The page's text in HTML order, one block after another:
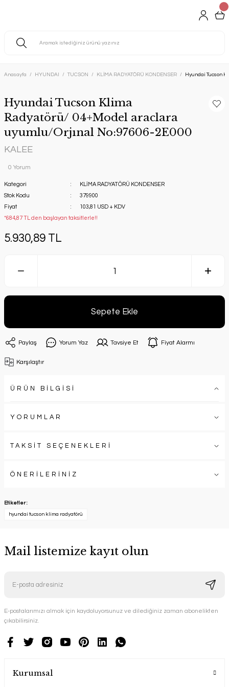
Anasayfa HYUNDAI TUCSON KLİMA RADYATÖRÜ KONDENSER Hyundai Tucson
Hyundai Tucson Klima
Radyatörü/ 04+Model araclara
uyumlu/Orjınal No:97606-2E000
KALEE
0 Yorum
Kategori
KLİMA RADYATÖRÜ KONDENSER
Stok Kodu
379900
Fiyat
103,81 USD + KDV
*684,87 TL den başlayan taksitlerle!!
5.930,89 TL
Sepete Ekle
Paylaş Yorum Yaz Tavsiye Et Fiyat Alarmı
Karşılaştır
ÜRÜN BİLGİSİ
YORUMLAR
TAKSİT SEÇENEKLERİ
ÖNERİLERİNİZ
Etiketler :
hyundai tucson klima radyatörü
Mail listemize kayıt olun
E-postalarımızı almak için kaydoluyorsunuz ve dilediğiniz zaman abonelikten
çıkabilirsiniz.
Kurumsal